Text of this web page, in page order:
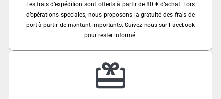
Les frais d’expédition sont offerts à partir de 80 € d’achat. Lors
d’opérations spéciales, nous proposons la gratuité des frais de
port à partir de montant importants. Suivez nous sur Facebook
pour rester informé.